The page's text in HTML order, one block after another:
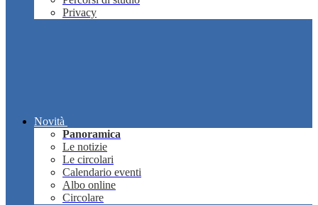
Privacy
Novità
Panoramica
Le notizie
Le circolari
Calendario eventi
Albo online
Circolare